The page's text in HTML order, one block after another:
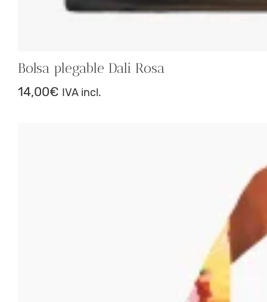
Bolsa plegable Dali Rosa
14,00€ IVA incl.